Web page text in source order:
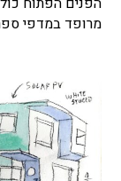
מרופד במדפי